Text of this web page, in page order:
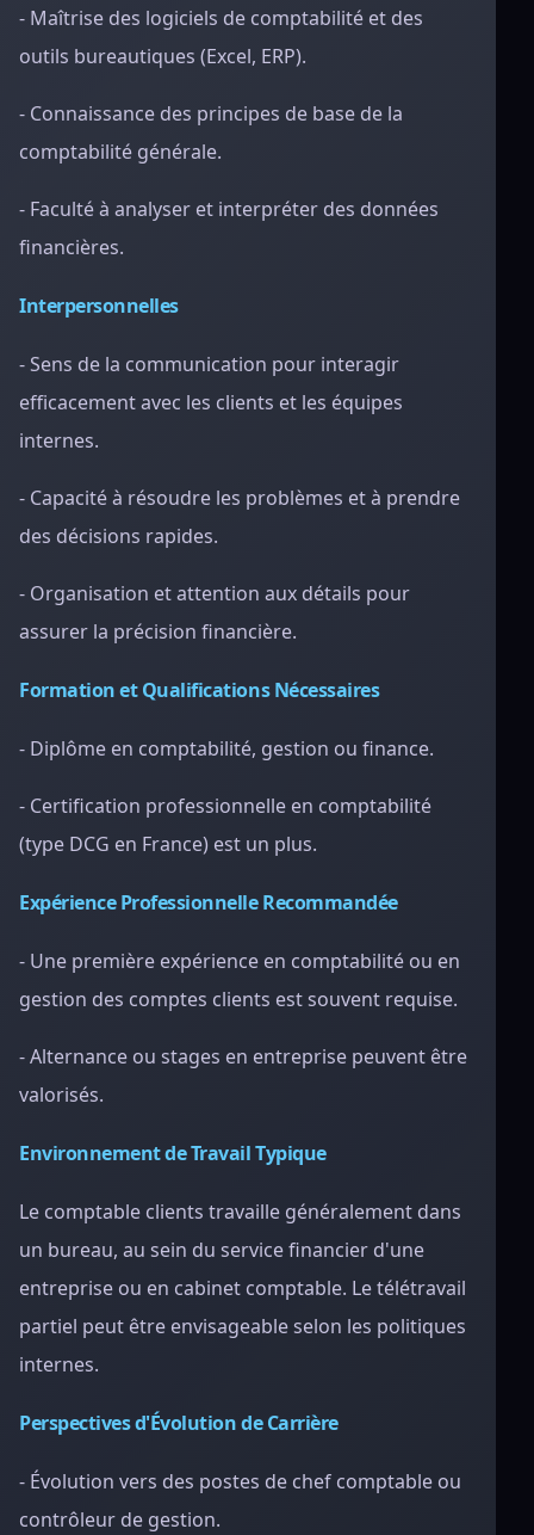
- Maîtrise des logiciels de comptabilité et des
outils bureautiques (Excel, ERP).
- Connaissance des principes de base de la
comptabilité générale.
- Faculté à analyser et interpréter des données
financières.
Interpersonnelles
- Sens de la communication pour interagir
efficacement avec les clients et les équipes
internes.
- Capacité à résoudre les problèmes et à prendre
des décisions rapides.
- Organisation et attention aux détails pour
assurer la précision financière.
Formation et Qualifications Nécessaires
- Diplôme en comptabilité, gestion ou finance.
- Certification professionnelle en comptabilité
(type DCG en France) est un plus.
Expérience Professionnelle Recommandée
- Une première expérience en comptabilité ou en
gestion des comptes clients est souvent requise.
- Alternance ou stages en entreprise peuvent être
valorisés.
Environnement de Travail Typique
Le comptable clients travaille généralement dans
un bureau, au sein du service financier d'une
entreprise ou en cabinet comptable. Le télétravail
partiel peut être envisageable selon les politiques
internes.
Perspectives d'Évolution de Carrière
- Évolution vers des postes de chef comptable ou
contrôleur de gestion.